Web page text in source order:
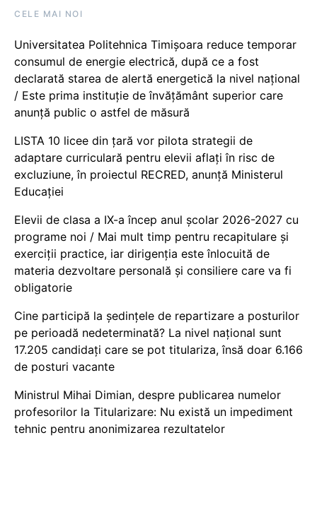
CELE MAI NOI
Universitatea Politehnica Timișoara reduce temporar
consumul de energie electrică, după ce a fost
declarată starea de alertă energetică la nivel național
/ Este prima instituție de învățământ superior care
anunță public o astfel de măsură
LISTA 10 licee din țară vor pilota strategii de
adaptare curriculară pentru elevii aflați în risc de
excluziune, în proiectul RECRED, anunță Ministerul
Educației
Elevii de clasa a IX-a încep anul școlar 2026-2027 cu
programe noi / Mai mult timp pentru recapitulare și
exerciții practice, iar dirigenția este înlocuită de
materia dezvoltare personală și consiliere care va fi
obligatorie
Cine participă la ședințele de repartizare a posturilor
pe perioadă nedeterminată? La nivel național sunt
17.205 candidați care se pot titulariza, însă doar 6.166
de posturi vacante
Ministrul Mihai Dimian, despre publicarea numelor
profesorilor la Titularizare: Nu există un impediment
tehnic pentru anonimizarea rezultatelor